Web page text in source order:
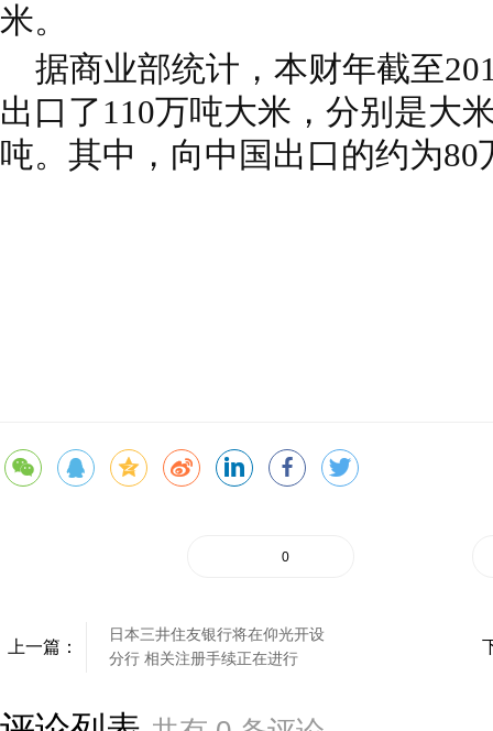
米。
据商业部统计，本财年截至
出口了110万吨大米，分别是大
吨。其中，向中国出口的约为80
0
上一篇：
日本三井住友银行将在仰光开设
分行 相关注册手续正在进行